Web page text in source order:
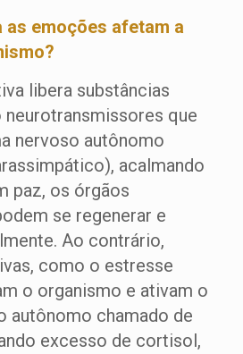
as emoções afetam a
libera substâncias
que
nervoso autônomo
acalmando
paz, os órgãos
se regenerar e
Ao contrário,
como o estresse
o organismo e ativam o
autônomo chamado de
excesso de cortisol,